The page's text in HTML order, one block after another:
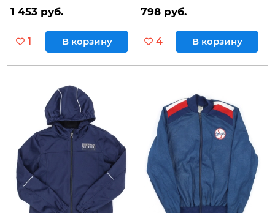
1 453 руб.
1 В корзину
798 руб.
4 В корзину